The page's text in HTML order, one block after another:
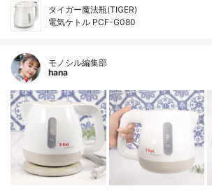
タイガー魔法瓶(TIGER)
電気ケトル PCF-G080
モノシル編集部
hana